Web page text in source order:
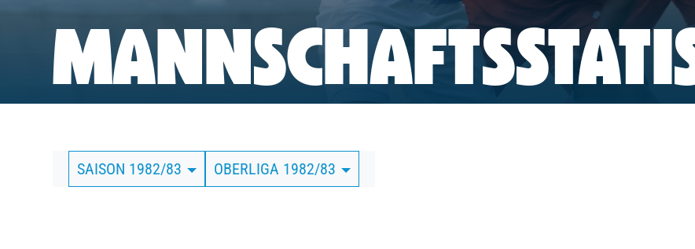
CLUBMITGLIEDSCHAFT
BUSINESS
SÜDKURVE
TICKETING
SAISON 1982/83 OBERLIGA 1982/83